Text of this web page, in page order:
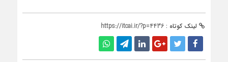
لینک کوتاه : https://itcai.ir/?p=4436